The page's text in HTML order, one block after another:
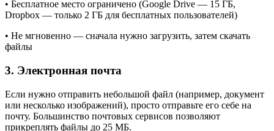
• Бесплатное место ограничено (Google Drive — 15 ГБ,
Dropbox — только 2 ГБ для бесплатных пользователей)
• Не мгновенно — сначала нужно загрузить, затем скачать
файлы
3. Электронная почта
Если нужно отправить небольшой файл (например, документ
или несколько изображений), просто отправьте его себе на
почту. Большинство почтовых сервисов позволяют
прикреплять файлы до 25 МБ.